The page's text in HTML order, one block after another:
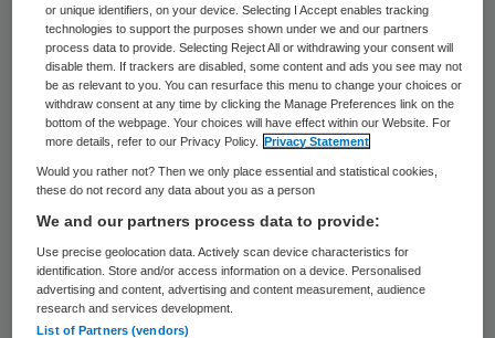
Naast de systeem- en stelselwijzingen
stipte Weggeman nog ettelijke andere
ontwikkelingen die maken dat de
zorgfinancial aan gewicht wint. Zo bestaat
de top van zorgorganisaties steeds meer
uit mensen zonder vakinhoudelijke
achtergrond, aldus Weggeman. “Dit stelt
hogere eisen aan de kennis van de mensen
die adviseren, zoals hoofden economische
en administratieve diensten”, aldus
or unique identifiers, on your device. Selecting I Accept enables tracking
technologies to support the purposes shown under we and our partners
process data to provide. Selecting Reject All or withdrawing your consent will
disable them. If trackers are disabled, some content and ads you see may not
be as relevant to you. You can resurface this menu to change your choices or
withdraw consent at any time by clicking the Manage Preferences link on the
bottom of the webpage. Your choices will have effect within our Website. For
more details, refer to our Privacy Policy.
Privacy Statement
Would you rather not? Then we only place essential and statistical cookies,
these do not record any data about you as a person
We and our partners process data to provide:
Use precise geolocation data. Actively scan device characteristics for
identification. Store and/or access information on a device. Personalised
advertising and content, advertising and content measurement, audience
research and services development.
List of Partners (vendors)